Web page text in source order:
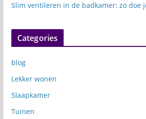
Slim ventileren in de badkamer: zo doe
Categories
blog
Lekker wonen
Slaapkamer
Tuinen